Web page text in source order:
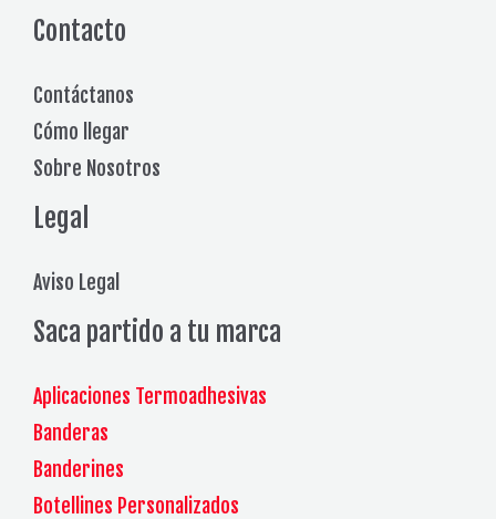
Contacto
Contáctanos
Cómo llegar
Sobre Nosotros
Legal
Aviso Legal
Saca partido a tu marca
Aplicaciones Termoadhesivas
Banderas
Banderines
Botellines Personalizados